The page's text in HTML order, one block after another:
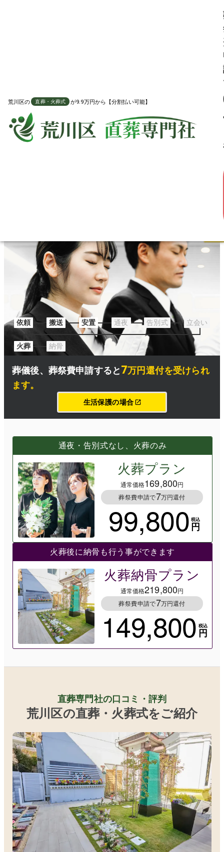
荒川区の 直葬・火葬式 が9.9万円から【分割払い可能】
火葬 代行プラン
直葬・火葬式に必要な項目を全て含んだプラン
依頼 搬送 安置 通夜 告別式 立会い
火葬 納骨
葬儀後、 葬祭費申請すると7万円還付を受けられ
ます。
生活保護の場合
通夜・告別式なし、火葬のみ
火葬プラン
通常価格169,800 円
葬祭費申請で7万円還付
99,800 税込
円
火葬後に納骨も行う事ができます
火葬納骨プラン
通常価格219,800 円
葬祭費申請で7万円還付
149,800 税込
円
直葬専門社の口コミ・評判
荒川区の直葬・火葬式をご紹介